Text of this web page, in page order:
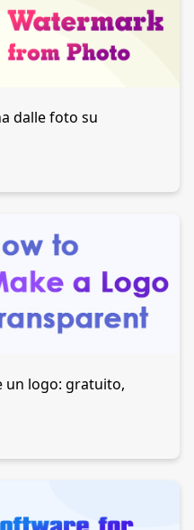
dalle foto su
un logo: gratuito,